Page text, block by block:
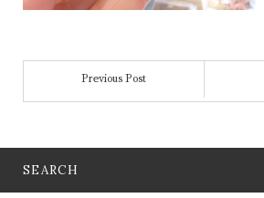
Previous Post
SEARCH